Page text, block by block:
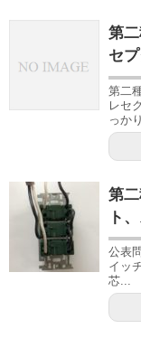
第
セ
第二
レセ
っか
第
ト
公表
イッ
芯...